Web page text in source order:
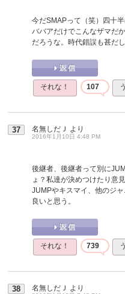
今だSMAPって（笑）四十
ババアだけでこんなザマだ
だろうな。時代錯誤も甚だ
それな！ 107
37 名無しだＪ より
2016年1月10日 4:48 PM
後継者、後継者って別に
ょ？私達が決めつけたり意
JUMPやキスマイ、他のジ
良いと思う。
それな！ 739
38 名無しだＪ より